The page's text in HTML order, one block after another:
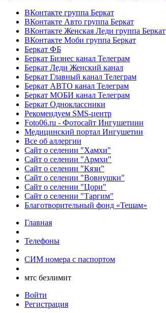
ВКонтакте группа Беркат
ВКонтакте Авто группа Беркат
ВКонтакте Женская Леди группа Беркат
ВКонтакте Моби группа Беркат
Беркат ФБ
Беркат Бизнес канал Телеграм
Беркат Леди Женский канал
Беркат Главный канал Телеграм
Беркат АВТО канал Телеграм
Беркат МОБИ канал Телеграм
Беркат Одноклассники
Рекомендуем SMS-центр
Foto06.ru - Фотосайт Ингушетиии
Медицинский портал Ингушетии
Все об аллергии
Сайт о селении "Хамхи"
Сайт о селении "Армхи"
Сайт о селении "Кязи"
Сайт о селении "Вовнушки"
Сайт о селении "Цори"
Сайт о селении "Таргим"
Благотворительный фонд «Тешам»
Главная
Телефоны
СИМ номера с паспортом
мтс безлимит
Войти
Регистрация